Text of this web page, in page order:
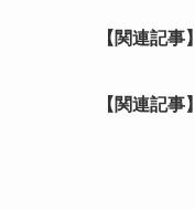
【関連記事】
【関連記事】